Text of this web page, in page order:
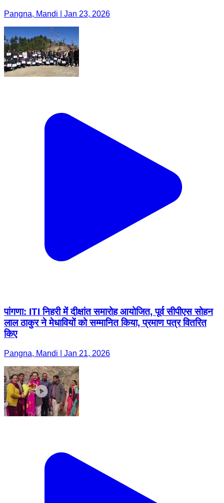
Pangna, Mandi | Jan 23, 2026
पांगणा: ITI निहरी में दीक्षांत समारोह आयोजित, पूर्व सीपीएस सोहन
लाल ठाकुर ने मेधावियों को सम्मानित किया, प्रमाण पत्र वितरित
किए
Pangna, Mandi | Jan 21, 2026